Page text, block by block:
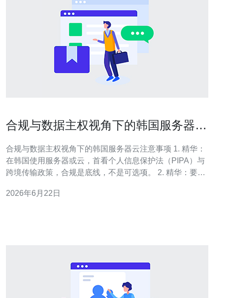
合规与数据主权视角下的韩国服务器云
合规与数据主权视角下的韩国服务器云注意事项 1. 精华：
在韩国使用服务器或云，首看个人信息保护法（PIPA）与
跨境传输政策，合规是底线，不是可选项。 2. 精华：要把
2026年6月22日